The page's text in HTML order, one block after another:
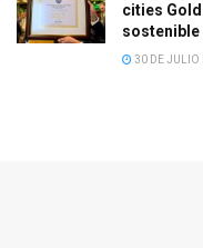
cities
sostenible
30 DE JULIO